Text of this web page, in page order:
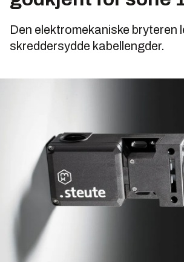
Den elektromekaniske bryteren
skreddersydde kabellengder.